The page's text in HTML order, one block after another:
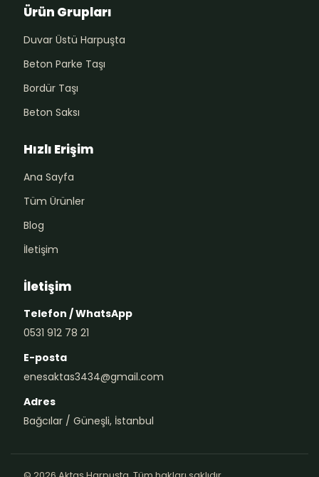
Ürün Grupları
Duvar Üstü Harpuşta
Beton Parke Taşı
Bordür Taşı
Beton Saksı
Hızlı Erişim
Ana Sayfa
Tüm Ürünler
Blog
İletişim
İletişim
Telefon / WhatsApp
0531 912 78 21
E-posta
enesaktas3434@gmail.com
Adres
Bağcılar / Güneşli, İstanbul